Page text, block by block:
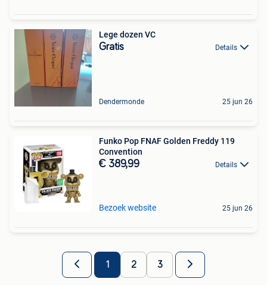
Lege dozen VC
Gratis Details
Dendermonde 25 jun 26
Funko Pop FNAF Golden Freddy 119
Convention
€ 389,99 Details
Bezoek website 25 jun 26
1 2 3